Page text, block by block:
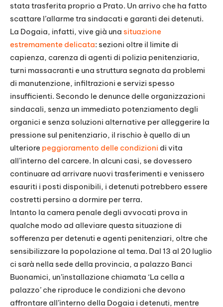
stata trasferita proprio a Prato. Un arrivo che ha fatto
scattare l’allarme tra sindacati e garanti dei detenuti.
La Dogaia, infatti, vive già una situazione
estremamente delicata: sezioni oltre il limite di
capienza, carenza di agenti di polizia penitenziaria,
turni massacranti e una struttura segnata da problemi
di manutenzione, infiltrazioni e servizi spesso
insufficienti. Secondo le denunce delle organizzazioni
sindacali, senza un immediato potenziamento degli
organici e senza soluzioni alternative per alleggerire la
pressione sul penitenziario, il rischio è quello di un
ulteriore peggioramento delle condizioni di vita
all’interno del carcere. In alcuni casi, se dovessero
continuare ad arrivare nuovi trasferimenti e venissero
esauriti i posti disponibili, i detenuti potrebbero essere
costretti persino a dormire per terra.
Intanto la camera penale degli avvocati prova in
qualche modo ad alleviare questa situazione di
sofferenza per detenuti e agenti penitenziari, oltre che
sensibilizzare la popolazione al tema. Dal 13 al 20 luglio
ci sarà nella sede della provincia, a palazzo Banci
Buonamici, un’installazione chiamata ‘La cella a
palazzo’ che riproduce le condizioni che devono
affrontare all’interno della Dogaia i detenuti, mentre